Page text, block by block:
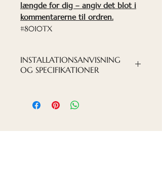
længde for dig – angiv det blot i
kommentarerne til ordren.
#8010TX
INSTALLATIONSANVISNING
OG SPECIFIKATIONER